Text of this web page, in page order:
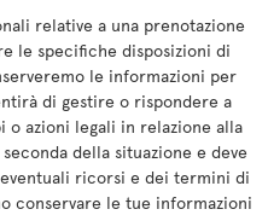
relative a una prenotazione
le specifiche disposizioni di
le informazioni per
di gestire o rispondere a
o azioni legali in relazione alla
della situazione e deve
ricorsi e dei termini di
conservare le tue informazioni